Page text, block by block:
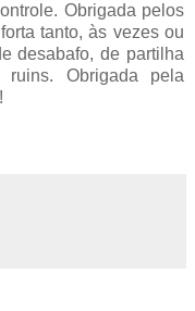
Obrigada pelos
tanto, às vezes ou
desabafo, de partilha
Obrigada pela